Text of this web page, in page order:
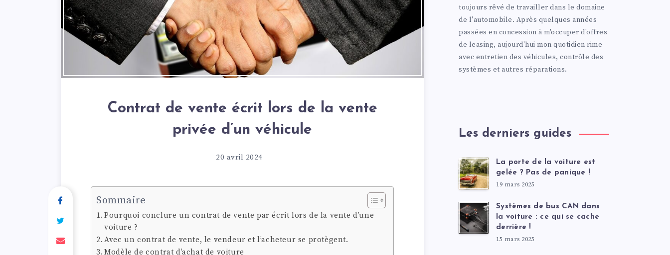
Contrat de vente écrit lors de la vente
privée d’un véhicule
20 avril 2024
Sommaire
Pourquoi conclure un contrat de vente par écrit lors de la vente d’une
voiture ?
Avec un contrat de vente, le vendeur et l’acheteur se protègent.
Modèle de contrat d’achat de voiture
toujours rêvé de travailler dans le domaine
de l'automobile. Après quelques années
passées en concession à m'occuper d'offres
de leasing, aujourd'hui mon quotidien rime
avec entretien des véhicules, contrôle des
systèmes et autres réparations.
Les derniers guides
La porte de la voiture est
gelée ? Pas de panique !
19 mars 2025
Systèmes de bus CAN dans
la voiture : ce qui se cache
derrière !
15 mars 2025